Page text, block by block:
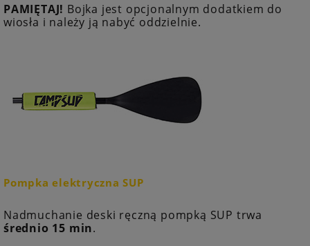
PAMIĘTAJ! Bojka jest opcjonalnym dodatkiem do
wiosła i należy ją nabyć oddzielnie.
Pompka elektryczna SUP
Nadmuchanie deski ręczną pompką SUP trwa
średnio 15 min.